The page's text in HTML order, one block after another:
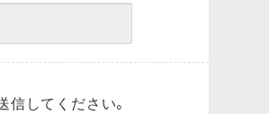
信してください。